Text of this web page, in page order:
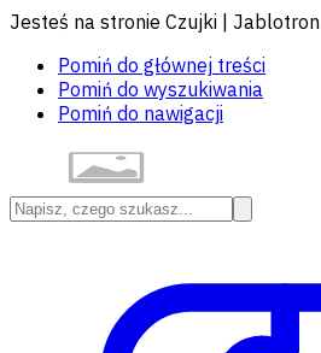
Jesteś na stronie Czujki | Jablotron
Pomiń do głównej treści
Pomiń do wyszukiwania
Pomiń do nawigacji